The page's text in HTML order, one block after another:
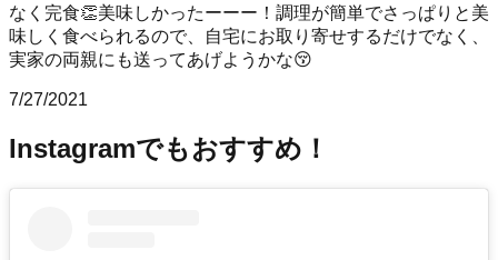
なく完食👏美味しかったーーー！調理が簡単でさっぱりと美
味しく食べられるので、自宅にお取り寄せするだけでなく、
実家の両親にも送ってあげようかな😚
7/27/2021
Instagramでもおすすめ！